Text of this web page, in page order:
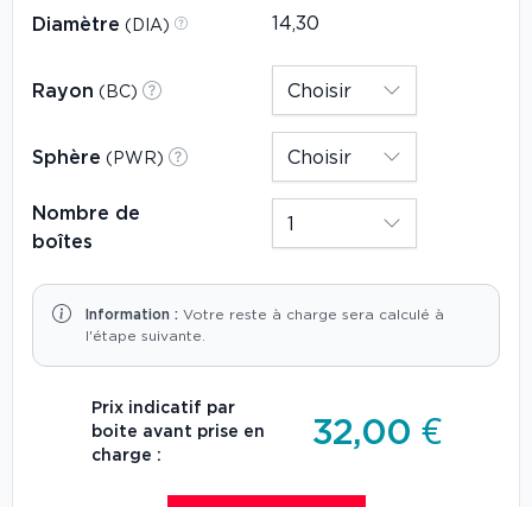
Diamètre (DIA)
Rayon (BC)
Sphère (PWR)
Nombre de
boîtes
Information : Votre reste à charge sera calculé à
l'étape suivante.
Prix indicatif par
boite avant prise en
charge :
32,00 €